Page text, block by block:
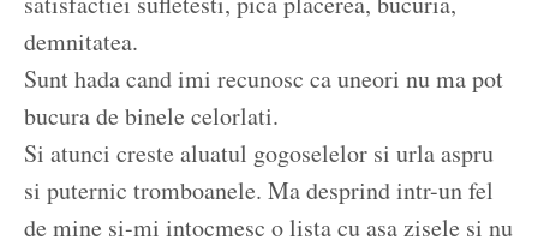
demnitatea.
Sunt hada cand imi recunosc ca uneori nu ma pot
bucura de binele celorlati.
Si atunci creste aluatul gogoselelor si urla aspru
si puternic tromboanele. Ma desprind intr-un fel
de mine si-mi intocmesc o lista cu asa zisele si nu